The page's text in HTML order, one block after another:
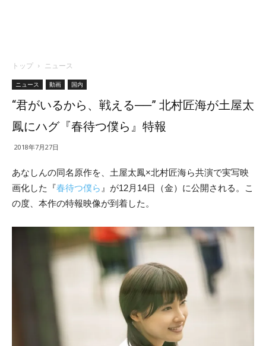
トップ ニュース
ニュース 動画 国内
“君がいるから、戦える──” 北村匠海が土屋太
鳳にハグ『春待つ僕ら』特報
2018年7月27日
あなしんの同名原作を、土屋太鳳×北村匠海ら共演で実写映
画化した『春待つ僕ら 』が12月14日（金）に公開される。こ
の度、本作の特報映像が到着した。